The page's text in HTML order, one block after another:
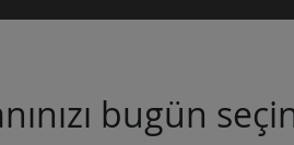
bugün